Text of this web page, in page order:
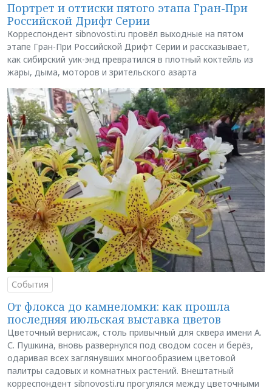
Портрет и оттиски пятого этапа Гран-При
Российской Дрифт Серии
Корреспондент sibnovosti.ru провёл выходные на пятом
этапе Гран-При Российской Дрифт Серии и рассказывает,
как сибирский уик-энд превратился в плотный коктейль из
жары, дыма, моторов и зрительского азарта
События
От флокса до камнеломки: как прошла
последняя июльская выставка цветов
Цветочный вернисаж, столь привычный для сквера имени А.
С. Пушкина, вновь развернулся под сводом сосен и берёз,
одаривая всех заглянувших многообразием цветовой
палитры садовых и комнатных растений. Внештатный
корреспондент sibnovosti.ru прогулялся между цветочными